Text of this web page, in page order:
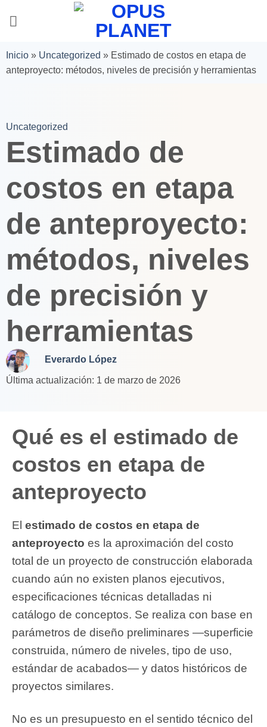
Inicio » Uncategorized » Estimado de costos en etapa de
anteproyecto: métodos, niveles de precisión y herramientas
Uncategorized
Estimado de
costos en etapa
de anteproyecto:
métodos, niveles
de precisión y
herramientas
Everardo López
Última actualización: 1 de marzo de 2026
Qué es el estimado de
costos en etapa de
anteproyecto
El estimado de costos en etapa de
anteproyecto es la aproximación del costo
total de un proyecto de construcción elaborada
cuando aún no existen planos ejecutivos,
especificaciones técnicas detalladas ni
catálogo de conceptos. Se realiza con base en
parámetros de diseño preliminares —superficie
construida, número de niveles, tipo de uso,
estándar de acabados— y datos históricos de
proyectos similares.
No es un presupuesto en el sentido técnico del